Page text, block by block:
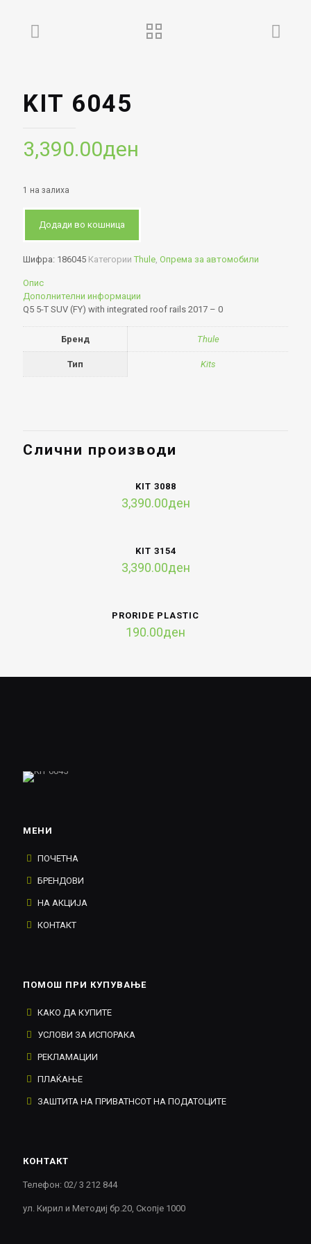
KIT 6045
3,390.00ден
1 на залиха
Додади во кошница
Шифра: 186045 Категории Thule, Опрема за автомобили
Опис
Дополнителни информации
Q5 5-T SUV (FY) with integrated roof rails 2017 – 0
Бренд Thule
Тип Kits
Слични производи
KIT 3088
3,390.00ден
KIT 3154
3,390.00ден
PRORIDE PLASTIC
190.00ден
МЕНИ
ПОЧЕТНА
БРЕНДОВИ
НА АКЦИЈА
КОНТАКТ
ПОМОШ ПРИ КУПУВАЊЕ
КАКО ДА КУПИТЕ
УСЛОВИ ЗА ИСПОРАКА
РЕКЛАМАЦИИ
ПЛАЌАЊЕ
ЗАШТИТА НА ПРИВАТНСОТ НА ПОДАТОЦИТЕ
КОНТАКТ
Телефон: 02/ 3 212 844
ул. Кирил и Методиј бр.20, Скопје 1000